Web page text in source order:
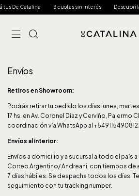
De Catalina 3 cuotas sin interés Descubrí
Envíos
Retiros en Showroom:
Podrás retirar tu pedido los días lunes,
17 hs. en Av. Coronel Diaz y Cerviño, Palermo
coordinación vía WhatsApp al
Envíos al interior:
Envíos a domicilio y a sucursal a todo el país
Correo Argentino/ Andreani, con tiempos de
7 días hábiles. Se despacha todos los días.
seguimiento con tu tracking number.